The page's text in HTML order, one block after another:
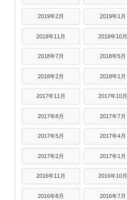
2019年2月 2019年1月
2018年11月 2018年10月
2018年7月 2018年5月
2018年2月 2018年1月
2017年11月 2017年10月
2017年8月 2017年7月
2017年5月 2017年4月
2017年2月 2017年1月
2016年11月 2016年10月
2016年8月 2016年7月